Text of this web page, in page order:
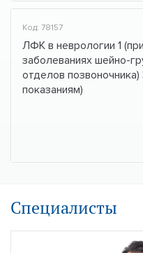
Код: 78157
ЛФК в неврологии 1
заболеваниях шейно-
отделов
показаниям)
Специалисты